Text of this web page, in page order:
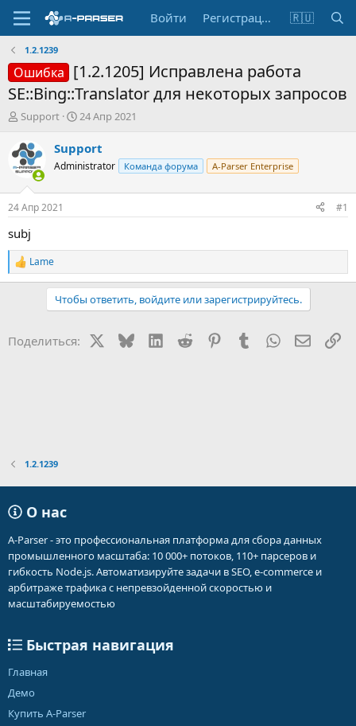
Войти Регистрация 🇷🇺
1.2.1239
Ошибка [1.2.1205] Исправлена работа
SE::Bing::Translator для некоторых запросов
А
т
о
р
т
е
м
ы
Support
Д
т
а
н
а
24 Апр 2021
Support
Administrator Команда форума A-Parser Enterprise
24 Апр 2021 #1
subj
Р
е
и
Lame
Чтобы ответить, войдите или зарегистрируйтесь.
Поделиться: BlueskyLinkedIn
Reddit PinterestTumblr WhatsApp
1.2.1239
О нас
A-Parser - это профессиональная платформа для сбора данных
промышленного масштаба: 10 000+ потоков, 110+ парсеров и
гибкость Node.js. Автоматизируйте задачи в SEO, e-commerce и
арбитраже трафика с непревзойденной скоростью и
масштабируемостью
Быстрая навигация
Главная
Демо
Купить A-Parser